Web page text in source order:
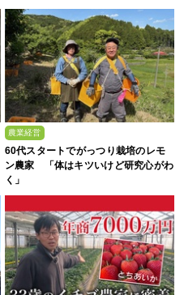
農業経営
60代スタートでがっつり栽培のレモ
ン農家 「体はキツいけど研究心がわ
く」